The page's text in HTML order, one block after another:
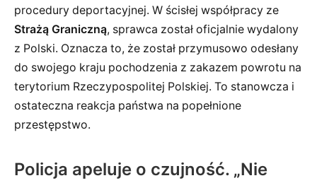
procedury deportacyjnej. W ścisłej współpracy ze
Strażą Graniczną, sprawca został oficjalnie wydalony
z Polski. Oznacza to, że został przymusowo odesłany
do swojego kraju pochodzenia z zakazem powrotu na
terytorium Rzeczypospolitej Polskiej. To stanowcza i
ostateczna reakcja państwa na popełnione
przestępstwo.
Policja apeluje o czujność. „Nie